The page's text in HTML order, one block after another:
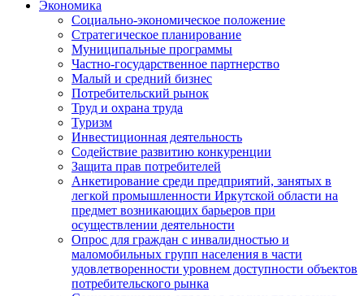
Экономика
Социально-экономическое положение
Стратегическое планирование
Муниципальные программы
Частно-государственное партнерство
Малый и средний бизнес
Потребительский рынок
Труд и охрана труда
Туризм
Инвестиционная деятельность
Содействие развитию конкуренции
Защита прав потребителей
Анкетирование среди предприятий, занятых в
легкой промышленности Иркутской области на
предмет возникающих барьеров при
осуществлении деятельности
Опрос для граждан с инвалидностью и
маломобильных групп населения в части
удовлетворенности уровнем доступности объектов
потребительского рынка